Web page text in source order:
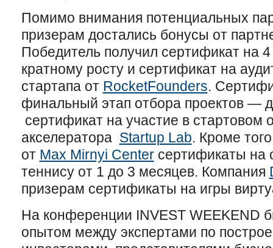
Помимо внимания потенциальных
призерам достались бонусы от
Победитель получил сертификат на
кратному росту и сертификат на
стартапа от RocketFounders.
финальный этап отбора проектов —
сертификат на участие в стартовом
акселератора Startup Lab. Кроме
от Max Mirnyi Centerсертификаты на
теннису от 1 до 3 месяцев. Компания
призерам сертификаты на игры
На конференции INVEST WEEKEND
опытом между экспертами по